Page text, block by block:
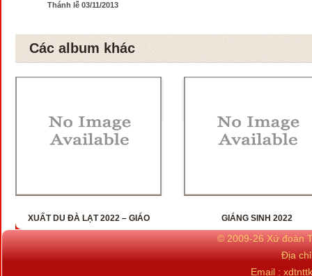
Thánh lễ 03/11/2013
Các album khác
XUẤT DU ĐÀ LẠT 2022 – GIÁO
GIÁNG SINH 2022
© 2009-26 Xứ đoàn
Địa
Email :